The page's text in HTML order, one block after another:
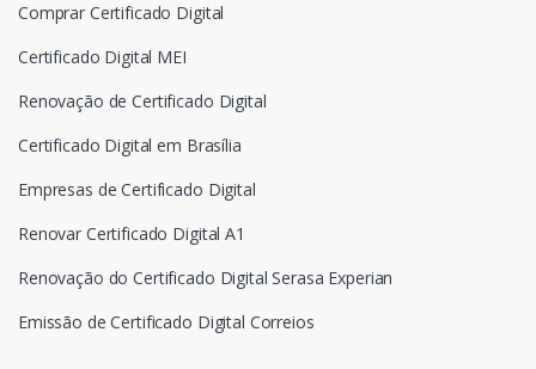
Comprar Certificado Digital
Certificado Digital MEI
Renovação de Certificado Digital
Certificado Digital em Brasília
Empresas de Certificado Digital
Renovar Certificado Digital A1
Renovação do Certificado Digital Serasa Experian
Emissão de Certificado Digital Correios